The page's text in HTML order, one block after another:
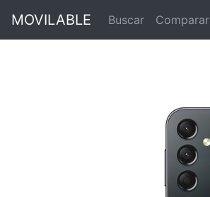
MOVILABLE Buscar Comparar